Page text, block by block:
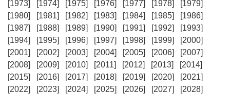
[1973] [1974] [1975] [1976] [1977] [1978]
[1979]
[1980]
[1981] [1982] [1983] [1984] [1985]
[1986]
[1987]
[1988] [1989] [1990] [1991] [1992]
[1993]
[1994]
[1995] [1996] [1997] [1998] [1999]
[2000]
[2001]
[2002] [2003] [2004] [2005] [2006]
[2007]
[2008]
[2009] [2010] [2011] [2012] [2013]
[2014]
[2015]
[2016] [2017] [2018] [2019] [2020]
[2021]
[2022]
[2023] [2024] [2025] [2026] [2027]
[2028]